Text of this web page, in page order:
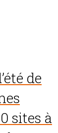
de
sites à